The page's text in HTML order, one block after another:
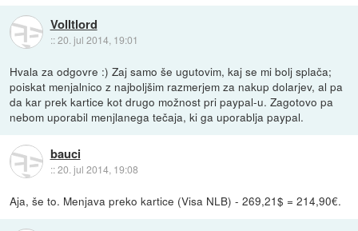
Volltlord
::20. jul 2014, 19:01
Hvala za odgovre :) Zaj samo še ugutovim, kaj se mi bolj splača;
poiskat menjalnico z najboljšim razmerjem za nakup dolarjev, al pa
da kar prek kartice kot drugo možnost pri paypal-u. Zagotovo pa
nebom uporabil menjlanega tečaja, ki ga uporablja paypal.
bauci
::20. jul 2014, 19:08
Aja, še to. Menjava preko kartice (Visa NLB) - 269,21$ = 214,90€.